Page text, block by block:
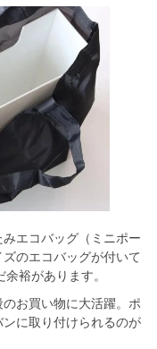
エコバッグ（ミニポー
のエコバッグが付いて
裕があります。
お買い物に大活躍。ポ
に取り付けられるのが